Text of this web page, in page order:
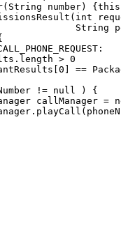
(String number) {this
( int
String
> 0
0 ] ==
!= null
) {
callManager =